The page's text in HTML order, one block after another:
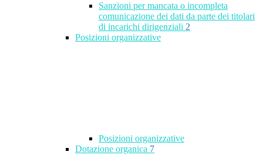
Sanzioni per mancata o incompleta
comunicazione dei dati da parte dei titolari
di incarichi dirigenziali 2
Posizioni organizzative
Posizioni organizzative
Dotazione organica 7